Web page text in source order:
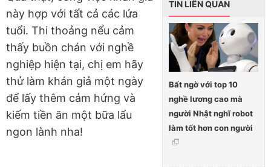
TIN LIÊN QUAN
Bất ngờ với top 10
nghề lương cao mà
người Nhật nghĩ robot
làm tốt hơn con người
này hợp với tất cả các lứa
tuổi. Thi thoảng nếu cảm
thấy buồn chán với nghề
nghiệp hiện tại, chị em hãy
thử làm khán giả một ngày
để lấy thêm cảm hứng và
kiếm tiền ăn một bữa lẩu
ngon lành nha!